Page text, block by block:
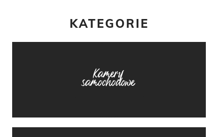
KATEGORIE